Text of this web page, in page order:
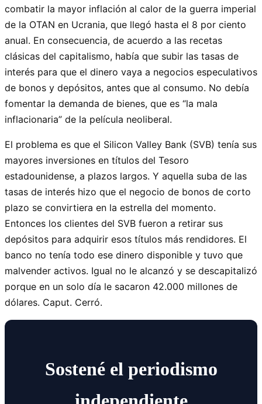
combatir la mayor inflación al calor de la guerra imperial
de la OTAN en Ucrania, que llegó hasta el 8 por ciento
anual. En consecuencia, de acuerdo a las recetas
clásicas del capitalismo, había que subir las tasas de
interés para que el dinero vaya a negocios especulativos
de bonos y depósitos, antes que al consumo. No debía
fomentar la demanda de bienes, que es “la mala
inflacionaria” de la película neoliberal.
El problema es que el Silicon Valley Bank (SVB) tenía sus
mayores inversiones en títulos del Tesoro
estadounidense, a plazos largos. Y aquella suba de las
tasas de interés hizo que el negocio de bonos de corto
plazo se convirtiera en la estrella del momento.
Entonces los clientes del SVB fueron a retirar sus
depósitos para adquirir esos títulos más rendidores. El
banco no tenía todo ese dinero disponible y tuvo que
malvender activos. Igual no le alcanzó y se descapitalizó
porque en un solo día le sacaron 42.000 millones de
dólares. Caput. Cerró.
Sostené el periodismo